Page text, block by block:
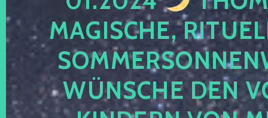
MAGISCHE,
WÜNSCHE DEN